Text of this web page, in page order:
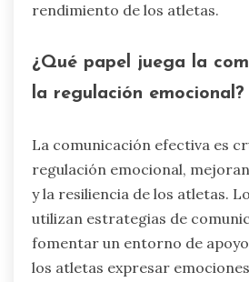
rendimiento de los atletas.
¿Qué papel juega la
la regulación emocional?
La comunicación efectiva es
regulación emocional,
y la resiliencia de los atletas.
utilizan estrategias de
fomentar un entorno de
los atletas expresar